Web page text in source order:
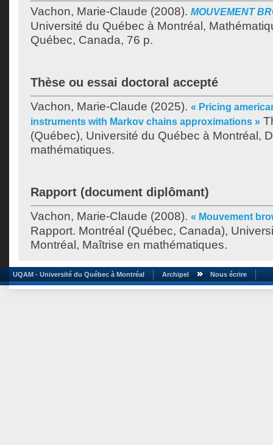
Vachon, Marie-Claude (2008). MOUVEMENT
Université du Québec à Montréal,
Québec, Canada, 76 p.
Thèse ou essai doctoral accepté
Vachon, Marie-Claude (2025). « Pricing
instruments with Markov chains approximations »
(Québec), Université du Québec à Montréal,
mathématiques.
Rapport (document diplômant)
Vachon, Marie-Claude (2008). « Mouvement
Rapport. Montréal (Québec, Canada),
Montréal, Maîtrise en mathématiques.
UQAM - Université du Québec à Montréal Archipel Nous écrire